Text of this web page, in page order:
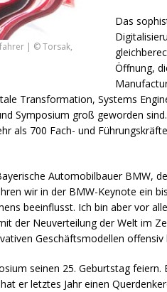
| © Torsak,
Das
Öffnung,
Transformation, Systems
Symposium groß geworden
als 700 Fach- und
Automobilbauer BMW,
wir in der BMW-Keynote ein
beeinflusst. Ich bin aber vor
der Neuverteilung der Welt im
Geschäftsmodellen offensiv
seinen 25. Geburtstag
er letztes Jahr einen